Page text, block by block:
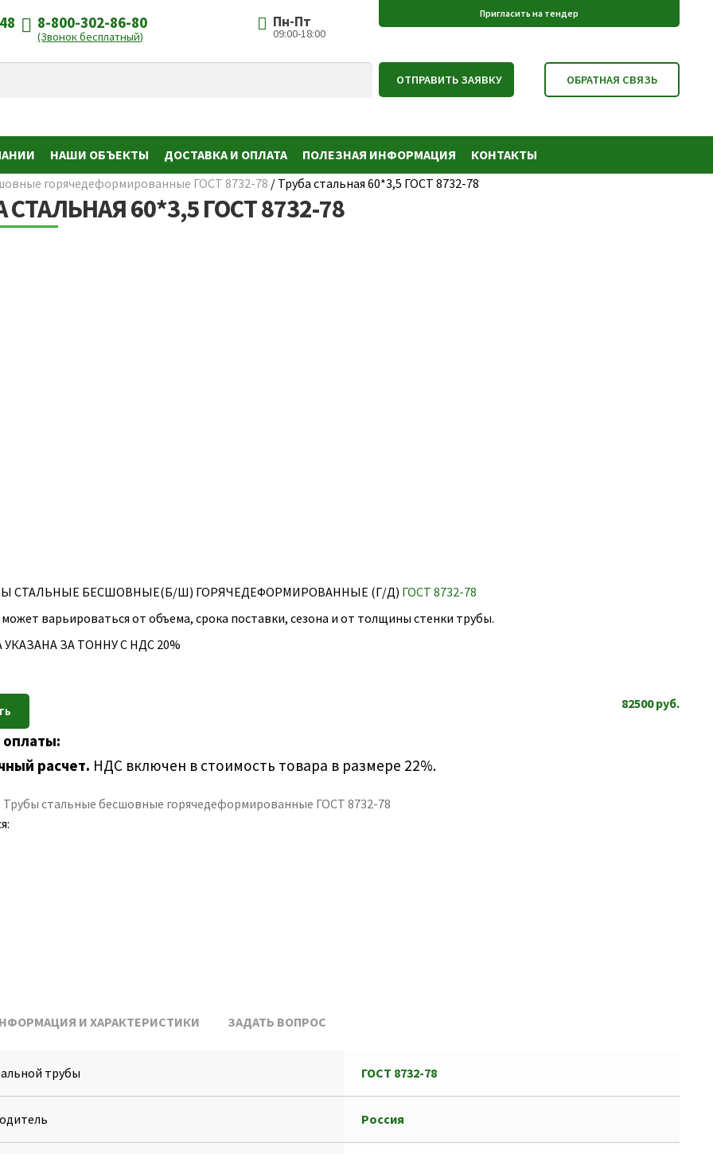
8-800-302-86-80
(Звонок бесплатный)
Пн-Пт
09:00-18:00
НАШИ ОБЪЕКТЫ ДОСТАВКА И ОПЛАТА ПОЛЕЗНАЯ ИНФОРМАЦИЯ
КОНТАКТЫ
горячедеформированные ГОСТ 8732-78 / Труба стальная 60*3,5 ГОСТ 8732-78
СТАЛЬНАЯ 60*3,5 ГОСТ 8732-78
СТАЛЬНЫЕ БЕСШОВНЫЕ(Б/Ш) ГОРЯЧЕДЕФОРМИРОВАННЫЕ (Г/Д) ГОСТ 8732-78
варьироваться от объема, срока поставки, сезона и от толщины стенки трубы.
УКАЗАНА ЗА ТОННУ С НДС 20%
82500руб.
расчет. НДС включен в стоимость товара в размере 22%.
Трубы стальные бесшовные горячедеформированные ГОСТ 8732-78
И ХАРАКТЕРИСТИКИ ЗАДАТЬ ВОПРОС
трубы ГОСТ 8732-78
Россия